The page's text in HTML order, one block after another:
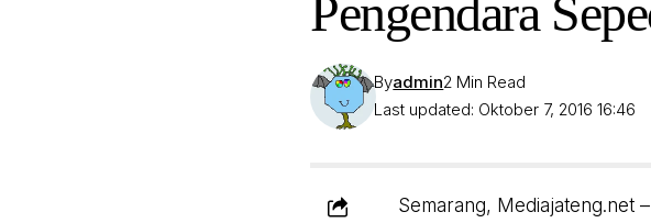
Pengendara
Last updated: Oktober 7, 2016 16:46
Byadmin2 Min Read
Semarang, Mediajateng.net